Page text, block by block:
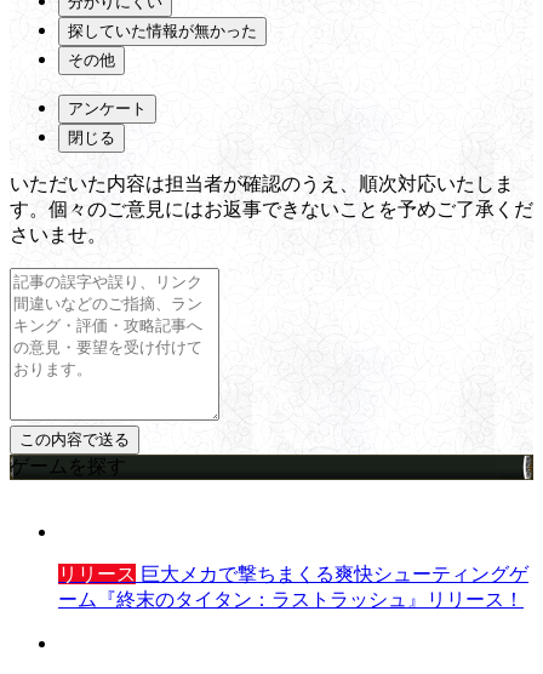
探していた情報が無かった
その他
アンケート
閉じる
いただいた内容は担当者が確認のうえ、順次対応いたしま
す。個々のご意見にはお返事できないことを予めご了承くだ
さいませ。
ゲームを探す
リリース 巨大メカで撃ちまくる爽快シューティングゲ
ーム『終末のタイタン：ラストラッシュ』リリース！